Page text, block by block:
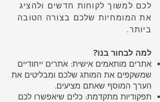
לכם למשוך לקוחות חדשים ולהציג
את המומחיות שלכם בצורה הטובה
ביותר.
למה לבחור בנו?
אתרים מותאמים אישית: אתרים ייחודיים
שמשקפים את המותג שלכם ומבליטים את
הערך המוסף שאתם מציעים.
תפקודיות מתקדמת: כלים שיאפשרו לכם